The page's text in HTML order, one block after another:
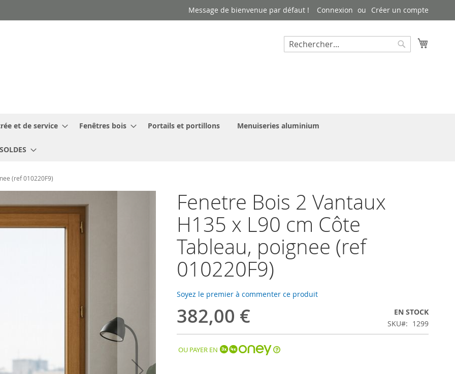
Message de bienvenue par défaut ! Connexion Créer un compte
Rechercher
et de service Fenêtres bois Portails et portillons Menuiseries aluminium
SOLDES
(ref 010220F9)
Fenetre Bois 2 Vantaux
H135 x L90 cm Côte
Tableau, poignee (ref
010220F9)
Soyez le premier à commenter ce produit
382,00 €
EN STOCK
SKU
1299
OU PAYER EN